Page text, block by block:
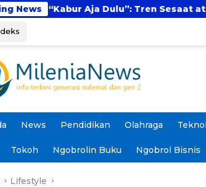
News
Dulu”: Tren Sesaat atau Langkah
News Pendidikan Olahraga
Tokoh Ngobrolin Buku Ngobrol Bisnis
Lifestyle